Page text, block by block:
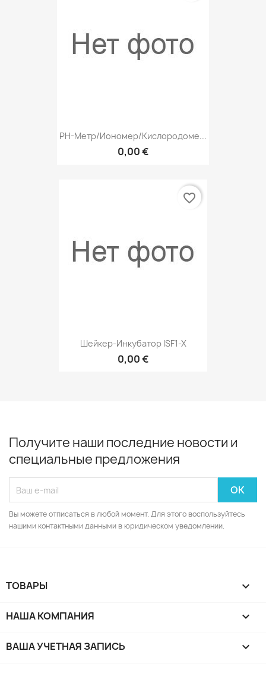
РН-Метр/иономер/кислородоме...
0,00 €
Шейкер-Инкубатор ISF1-X
0,00 €
favorite_border
Получите наши последние новости и
специальные предложения
Вы можете отписаться в любой момент. Для этого воспользуйтесь
нашими контактными данными в юридическом уведомлении.
ТОВАРЫ 
НАША КОМПАНИЯ 
ВАША УЧЕТНАЯ ЗАПИСЬ 